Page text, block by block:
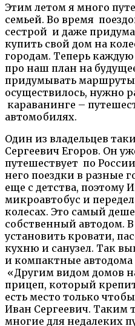
Этим летом я много
семьей. Во время
сестрой и даже
купить свой дом на
городам. Теперь
про наш план на
придумывать
осуществилось, нужно
караванинге –
автомобилях.
Один из владельцев
Сергеевич Егоров. Он
путешествует по
него поездки в разные
еще с детства, поэтому
микроавтобус и
колесах. Это самый
собственный автодом.
установить кровати,
кухню и санузел. Так
и компактные автодома
«Другим видом домов
прицеп, который
есть место только
Иван Сергеевич. Таким
многие для недалеких